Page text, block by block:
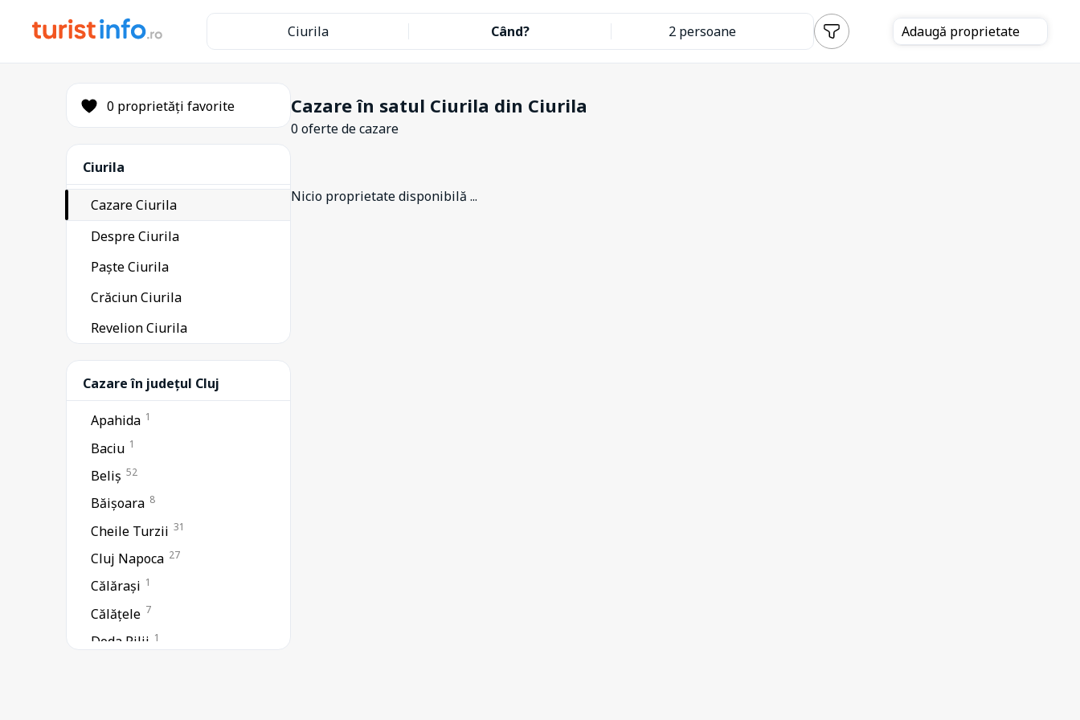
Ciurila Când? 2 persoane Adaugă proprietate
0 proprietăți favorite
Ciurila
Cazare Ciurila
Despre Ciurila
Paște Ciurila
Crăciun Ciurila
Revelion Ciurila
Cazare în județul Cluj
Apahida 1
Baciu 1
Beliș 52
Băișoara 8
Cheile Turzii 31
Cluj Napoca 27
Călărași 1
Călățele 7
Doda Pilii 1
Cazare în satul Ciurila din Ciurila
0 oferte de cazare
Nicio proprietate disponibilă ...